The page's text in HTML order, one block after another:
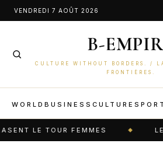
AllerVENDREDI 7 AOÛT 2026
B-
CULTURE WITHOUT BORDERS. /
FRONTIÈRES.
WORLD BUSINESS CULTURE SPORT
LE TOUR FEMMES LE